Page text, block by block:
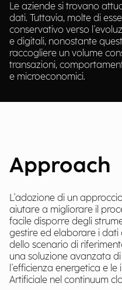
Le aziende si trovano
dati. Tuttavia, molte di
conservativo verso
e digitali, nonostante
raccogliere un volume
transazioni,
e microeconomici.
Approach
L'adozione di un
aiutare a migliorare il
facile disporre degli
gestire ed elaborare i dati
dello scenario di
una soluzione avanzata
l'efficienza energetica e
Artificiale nel continuum